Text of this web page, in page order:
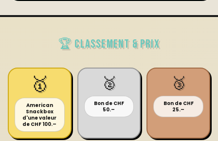
🏆 CLASSEMENT & PRIX
🥇
American
Snackbox
d'une valeur
de CHF 100.–
🥈
Bon de CHF
50.–
🥉
Bon de CHF
25.–